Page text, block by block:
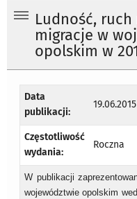
Ludność,
migracje w
opolskim w
Data
publikacji:
19.06.2015
Częstotliwość
wydania:
Roczna
W publikacji
województwie opolskim